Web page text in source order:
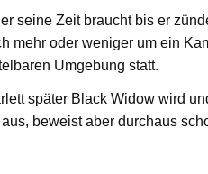
seine Zeit braucht bis er
mehr oder weniger um ein
Umgebung statt.
später Black Widow wird
beweist aber durchaus